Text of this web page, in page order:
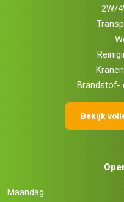
2W/
Brandstof-
Bekijk
Maandag